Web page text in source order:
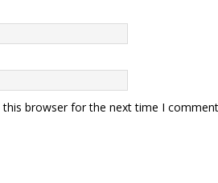
browser for the next time I